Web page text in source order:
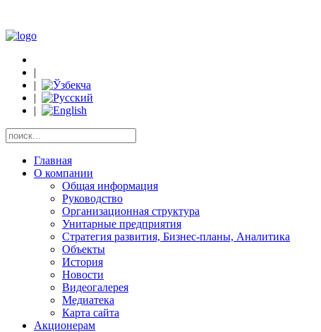
|
|
|
|
Главная
О компании
Общая информация
Руководство
Организационная структура
Унитарные предприятия
Стратегия развития, Бизнес-планы, Аналитика
Объекты
История
Новости
Видеогалерея
Медиатека
Карта сайта
Акционерам